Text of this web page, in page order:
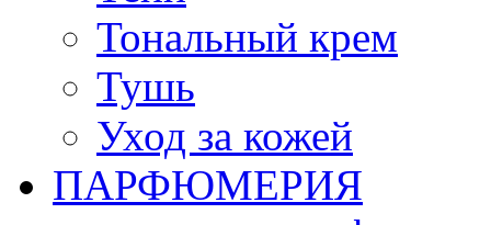
Тональный крем
Тушь
Уход за кожей
ПАРФЮМЕРИЯ